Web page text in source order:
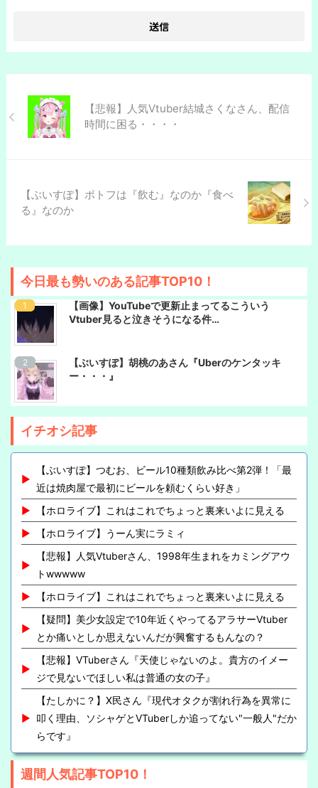
【悲報】人気Vtuber結城さくなさん、配信
時間に困る・・・・
【ぶいすぽ】ポトフは『飲む』なのか『食べ
る』なのか
今日最も勢いのある記事TOP10！
【画像】YouTubeで更新止まってるこういう
Vtuber見ると泣きそうになる件…
【ぶいすぽ】胡桃のあさん『Uberのケンタッキ
ー・・・』
イチオシ記事
【ぶいすぽ】つむお、ビール10種類飲み比べ第2弾！「最
近は焼肉屋で最初にビールを頼むくらい好き」
【ホロライブ】これはこれでちょっと裏来いよに見える
【ホロライブ】うーん実にラミィ
【悲報】人気Vtuberさん、1998年生まれをカミングアウ
トwwwww
【ホロライブ】これはこれでちょっと裏来いよに見える
【疑問】美少女設定で10年近くやってるアラサーVtuber
とか痛いとしか思えないんだが興奮するもんなの？
【悲報】VTuberさん『天使じゃないのよ。貴方のイメー
ジで見ないでほしい私は普通の女の子』
【たしかに？】X民さん『現代オタクが割れ行為を異常に
叩く理由、ソシャゲとVTuberしか追ってない"一般人"だか
らです』
週間人気記事TOP10！